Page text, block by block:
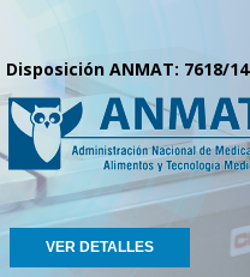
Disposición ANMAT: 7618/14
VER DETALLES